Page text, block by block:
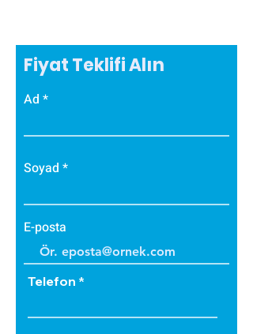
Fiyat Teklifi Alın
Ad
Soyad
E-posta
Telefon